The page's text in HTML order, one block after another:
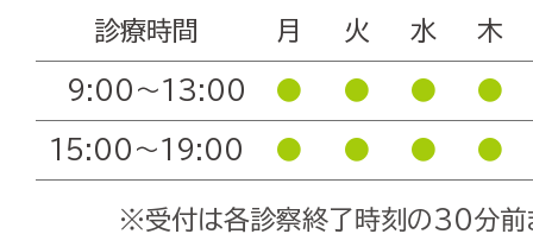
診療時間 月 火 水 木
9:00〜13:00 ● ● ● ●
15:00〜19:00 ● ● ● ●
※受付は各診察終了時刻の30分前